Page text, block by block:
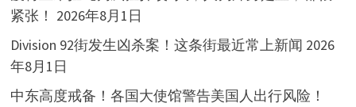
紧张！ 2026年8月1日
Division 92街发生凶杀案！这条街最近常上新闻 2026
年8月1日
中东高度戒备！各国大使馆警告美国人出行风险！